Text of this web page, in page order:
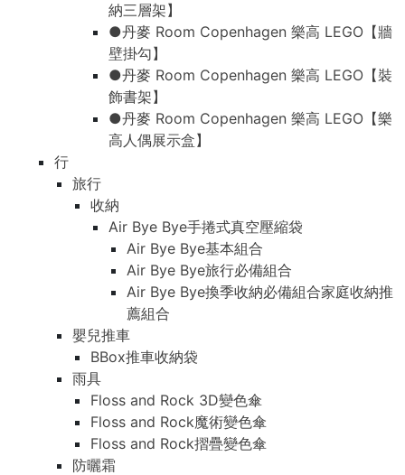
納三層架】
●丹麥 Room Copenhagen 樂高 LEGO【牆
壁掛勾】
●丹麥 Room Copenhagen 樂高 LEGO【裝
飾書架】
●丹麥 Room Copenhagen 樂高 LEGO【樂
高人偶展示盒】
行
旅行
收納
Air Bye Bye手捲式真空壓縮袋
Air Bye Bye基本組合
Air Bye Bye旅行必備組合
Air Bye Bye換季收納必備組合家庭收納推
薦組合
嬰兒推車
BBox推車收納袋
雨具
Floss and Rock 3D變色傘
Floss and Rock魔術變色傘
Floss and Rock摺疊變色傘
防曬霜